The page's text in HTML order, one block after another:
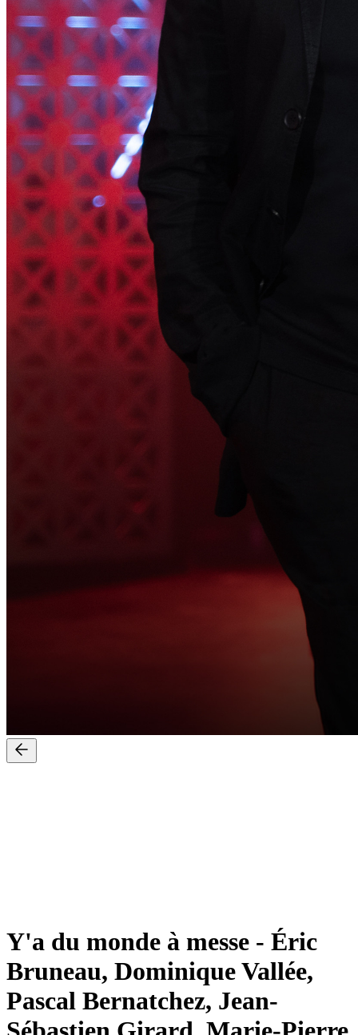
Y'a du monde à messe - Éric
Bruneau, Dominique Vallée,
Pascal Bernatchez, Jean-